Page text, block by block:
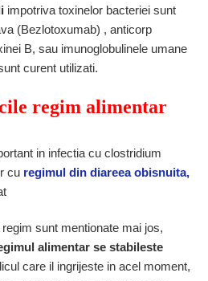
impotriva toxinelor bacteriei sunt
(Bezlotoxumab) , anticorp
B, sau imunoglobulinele umane
curent utilizati.
regim alimentar
in infectia cu clostridium
cu regimul din diareea obisnuita,
sunt mentionate mai jos,
alimentar se stabileste
care il ingrijeste in acel moment,